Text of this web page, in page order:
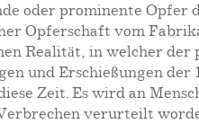
oder prominente
Opferschaft vom
Realität, in welcher
und Erschießungen
Zeit. Es wird an
verurteilt